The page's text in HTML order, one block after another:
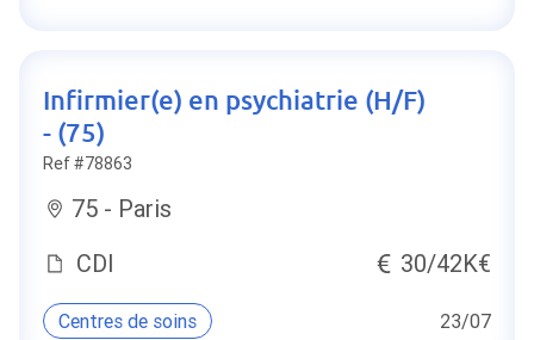
Infirmier(e) en psychiatrie (H/F)
- (75)
Ref #78863
75 - Paris
CDI
30/42K€
Centres de soins 23/07